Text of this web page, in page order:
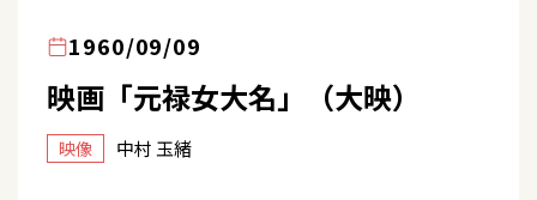
1960/09/09
映画「元禄女大名」（大映）
映像 中村 玉緒